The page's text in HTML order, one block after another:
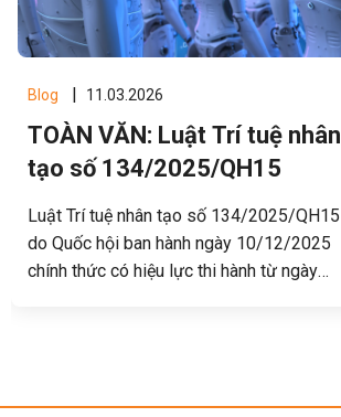
Blog | 11.03.2026
TOÀN VĂN: Luật Trí tuệ nhân
tạo số 134/2025/QH15
Luật Trí tuệ nhân tạo số 134/2025/QH15
do Quốc hội ban hành ngày 10/12/2025
chính thức có hiệu lực thi hành từ ngày